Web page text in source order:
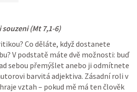
(Mt 7,1-6)
Co děláte, když dostanete
V podstatě máte dvě možnosti: buď
sebou přemýšlet anebo ji odmítnete
barvitá adjektiva. Zásadní roli v
vztah – pokud mě má ten člověk